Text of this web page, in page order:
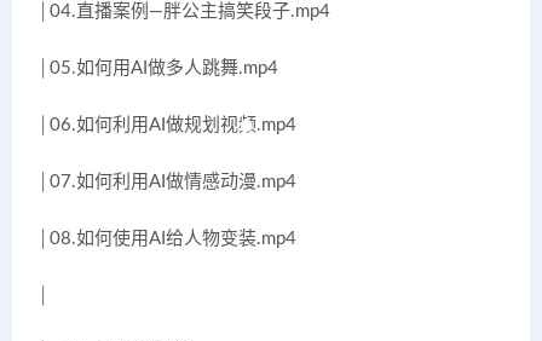
│04.直播案例—胖公主搞笑段子.mp4
│05.如何用AI做多人跳舞.mp4
│06.如何利用AI做规划视频.mp4
│07.如何利用AI做情感动漫.mp4
│08.如何使用AI给人物变装.mp4